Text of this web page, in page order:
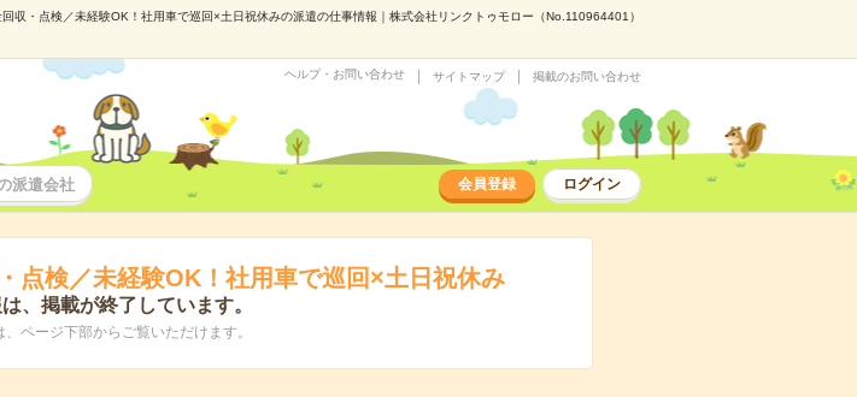
回収・点検／未経験OK！社用車で巡回×土日祝休みの派遣の仕事情報｜株式会社リンクトゥモロー（No.110964401）
ヘルプ・お問い合わせ サイトマップ 掲載のお問い合わせ
派遣会社 会員登録 ログイン
点検／未経験OK！社用車で巡回×土日祝休み
、掲載が終了しています。
ページ下部からご覧いただけます。